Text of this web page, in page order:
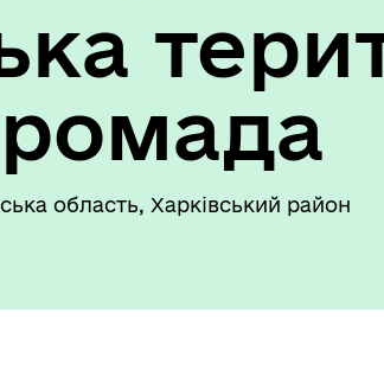
область, Харківський район